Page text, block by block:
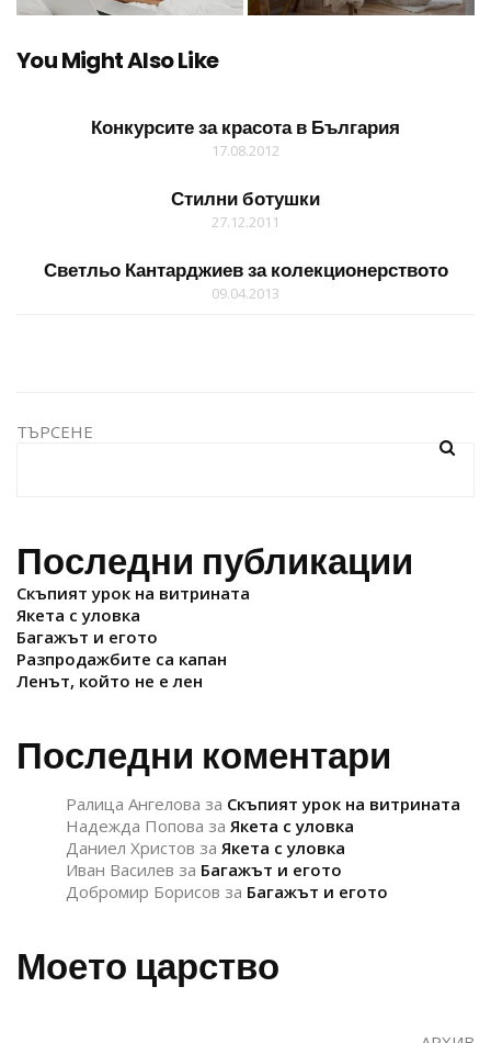
You Might Also Like
Конкурсите за красота в България
17.08.2012
Стилни ботушки
27.12.2011
Светльо Кантарджиев за колекционерството
09.04.2013
ТЪРСЕНЕ
Последни публикации
Скъпият урок на витрината
Якета с уловка
Багажът и егото
Разпродажбите са капан
Ленът, който не е лен
Последни коментари
Ралица Ангелова за Скъпият урок на витрината
Надежда Попова за Якета с уловка
Даниел Христов за Якета с уловка
Иван Василев за Багажът и егото
Добромир Борисов за Багажът и егото
Моето царство